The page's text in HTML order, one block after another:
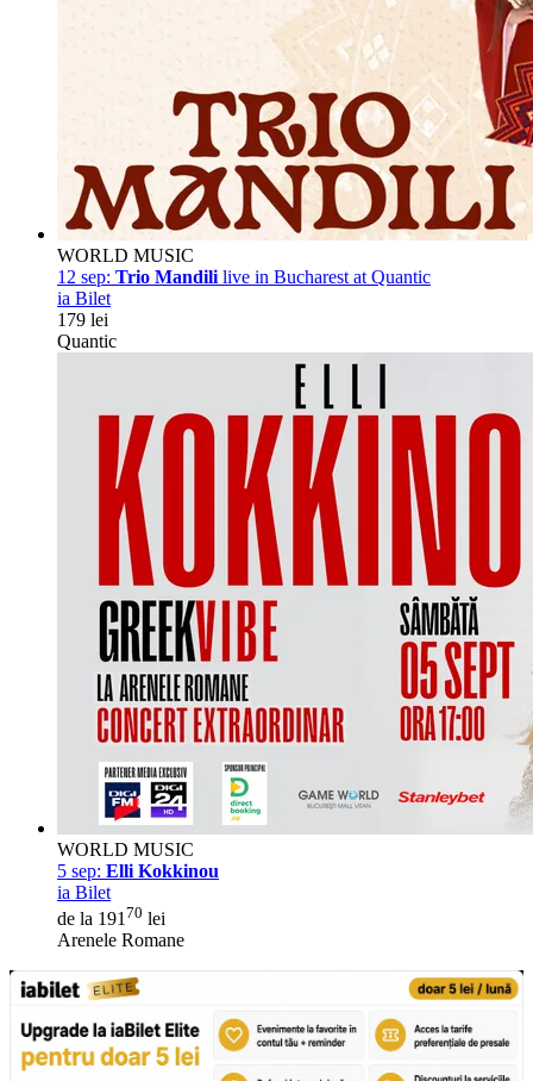
WORLD MUSIC
12 sep: Trio Mandili live in Bucharest at Quantic
ia Bilet
179 lei
Quantic
WORLD MUSIC
5 sep: Elli Kokkinou
ia Bilet
de la 191 70 lei
Arenele Romane